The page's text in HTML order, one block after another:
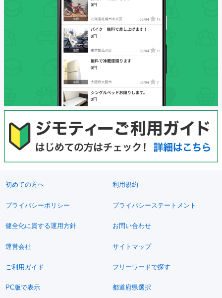
初めての方へ 利用規約
プライバシーポリシー プライバシーステートメント
健全化に資する運用方針 お問い合わせ
運営会社 サイトマップ
ご利用ガイド フリーワードで探す
PC版で表示 都道府県選択